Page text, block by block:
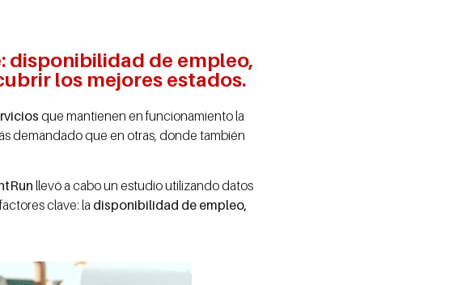
disponibilidad de empleo,
los mejores estados.
que mantienen en funcionamiento la
demandado que en otras, donde también
llevó a cabo un estudio utilizando datos
clave: la disponibilidad de empleo,